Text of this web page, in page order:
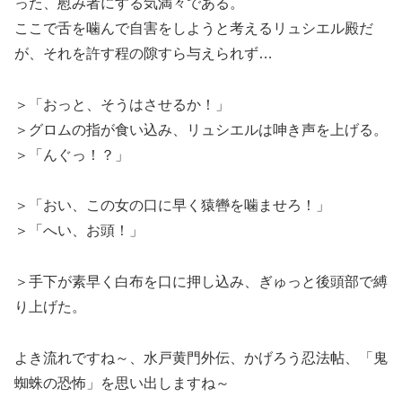
ここで舌を噛んで自害をしようと考えるリュシエル殿だ
が、それを許す程の隙すら与えられず…
＞「おっと、そうはさせるか！」
＞グロムの指が食い込み、リュシエルは呻き声を上げる。
＞「んぐっ！？」
＞「おい、この女の口に早く猿轡を噛ませろ！」
＞「へい、お頭！」
＞手下が素早く白布を口に押し込み、ぎゅっと後頭部で縛
り上げた。
よき流れですね～、水戸黄門外伝、かげろう忍法帖、「鬼
蜘蛛の恐怖」を思い出しますね～